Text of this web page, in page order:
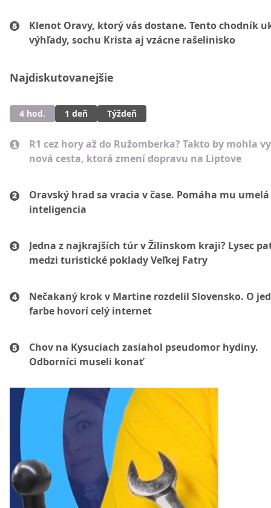
Klenot Oravy, ktorý vás dostane. Tento chodník
výhľady, sochu Krista aj vzácne rašelinisko
Najdiskutovanejšie
4 hod. 1 deň Týždeň
R1 cez hory až do Ružomberka? Takto by mohla
nová cesta, ktorá zmení dopravu na Liptove
Oravský hrad sa vracia v čase. Pomáha mu umelá
inteligencia
Jedna z najkrajších túr v Žilinskom kraji? Lysec
medzi turistické poklady Veľkej Fatry
Nečakaný krok v Martine rozdelil Slovensko. O
farbe hovorí celý internet
Chov na Kysuciach zasiahol pseudomor hydiny.
Odborníci museli konať